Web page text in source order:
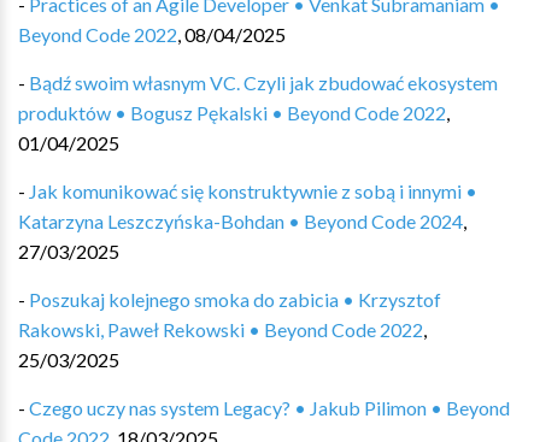
Beyond Code 2022,08/04/2025
- Bądź swoim własnym VC. Czyli jak zbudować ekosystem
produktów • Bogusz Pękalski • Beyond Code 2022,
01/04/2025
- Jak komunikować się konstruktywnie z sobą i innymi •
Katarzyna Leszczyńska-Bohdan • Beyond Code 2024,
27/03/2025
- Poszukaj kolejnego smoka do zabicia • Krzysztof
Rakowski, Paweł Rekowski • Beyond Code 2022,
25/03/2025
- Czego uczy nas system Legacy? • Jakub Pilimon • Beyond